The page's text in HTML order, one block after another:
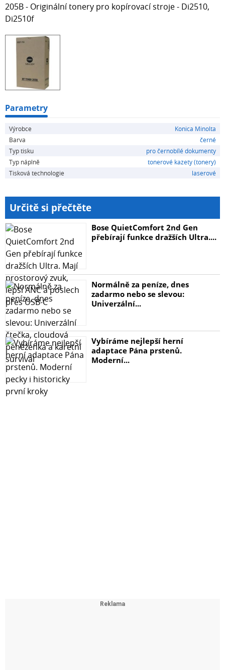
205B - Originální tonery pro kopírovací stroje - Di2510,
Di2510f
Parametry
Výrobce
Konica Minolta
Barva
černé
Typ tisku
pro černobílé dokumenty
Typ náplně
tonerové kazety (tonery)
Tisková technologie
laserové
Určitě si přečtěte
Bose QuietComfort 2nd Gen
přebírají funkce dražších Ultra....
Normálně za peníze, dnes
zadarmo nebo se slevou:
Univerzální...
Vybíráme nejlepší herní
adaptace Pána prstenů.
Moderní...